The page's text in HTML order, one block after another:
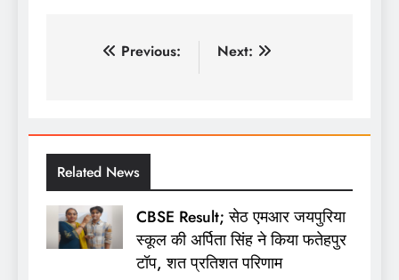
Previous: Next:
Related News
CBSE Result; सेठ एमआर जयपुरिया
स्कूल की अर्पिता सिंह ने किया फतेहपुर
टॉप, शत प्रतिशत परिणाम